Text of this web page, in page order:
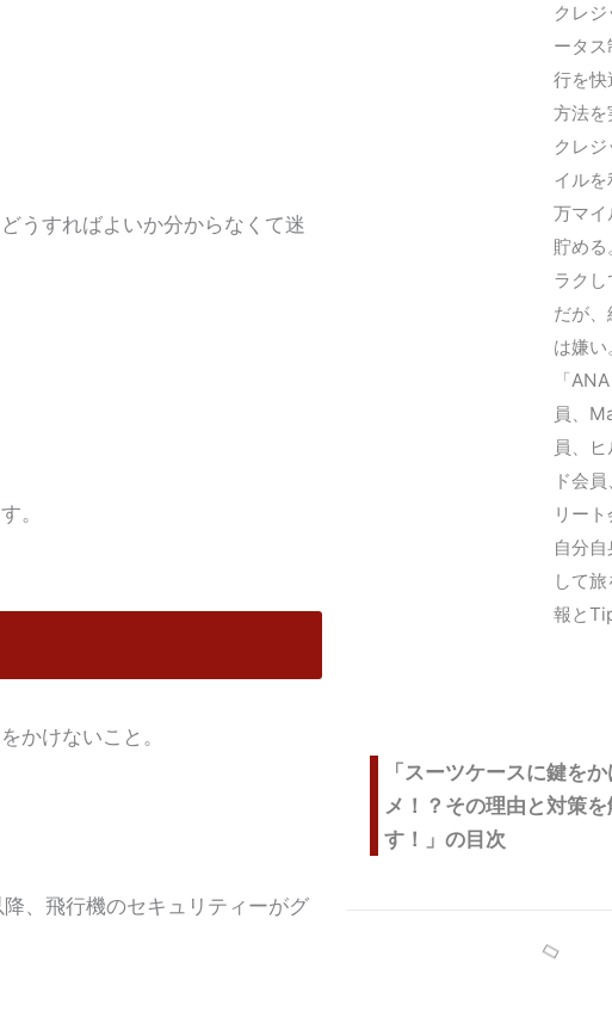
うすればよいか分からなくて迷
。
かけないこと。
、飛行機のセキュリティーがグ
クレ
ータ
行を
方法を
クレ
イル
万マ
貯める
ラクし
だが、
は嫌い
「
員、
員、
ド会
リート
自分
して
報と
「スーツケースに鍵を
メ！？その理由と対策を
す！」の目次